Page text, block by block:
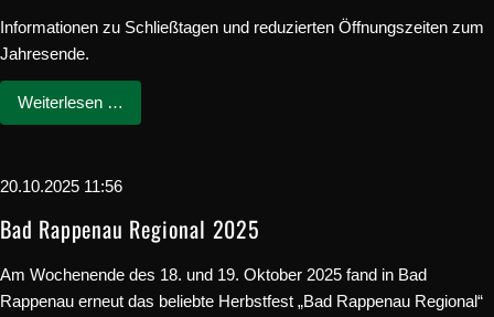
Informationen zu Schließtagen und reduzierten Öffnungszeiten zum
Jahresende.
Weiterlesen …
20.10.2025 11:56
Bad Rappenau Regional 2025
Am Wochenende des 18. und 19. Oktober 2025 fand in Bad
Rappenau erneut das beliebte Herbstfest „Bad Rappenau Regional“